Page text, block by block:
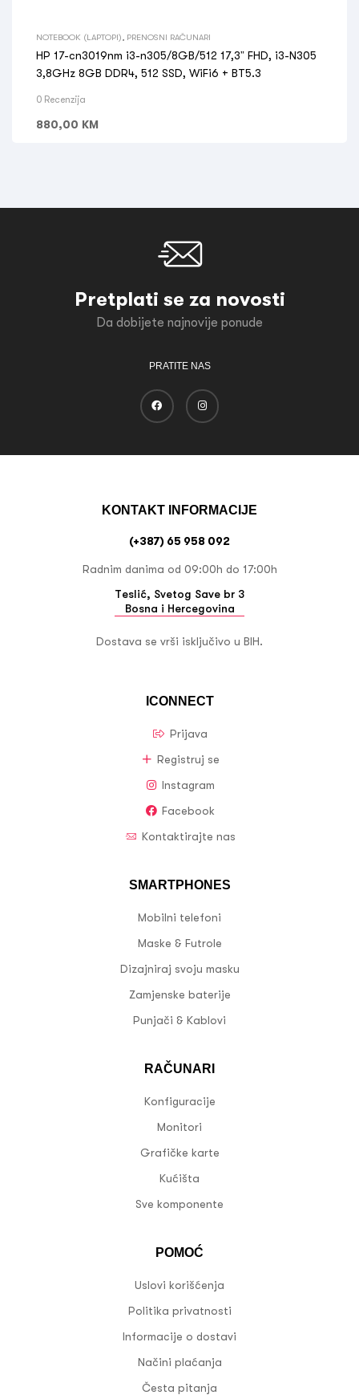
NOTEBOOK (LAPTOPI) PRENOSNI RAČUNARI
HP 17-cn3019nm i3-n305/8GB/512 17,3” FHD, i3-N305
3,8GHz 8GB DDR4, 512 SSD, WiFi6 + BT5.3
0 Recenzija
880,00 KM
Pretplati se za novosti
Da dobijete najnovije ponude
PRATITE NAS
ICONNECT
Prijava
Registruj se
Instagram
Facebook
Kontaktirajte nas
SMARTPHONES
Mobilni telefoni
Maske & Futrole
Dizajniraj svoju masku
Zamjenske baterije
Punjači & Kablovi
RAČUNARI
Konfiguracije
Monitori
Grafičke karte
Kućišta
Sve komponente
POMOĆ
Uslovi korišćenja
Politika privatnosti
Informacije o dostavi
Načini plaćanja
Česta pitanja
KONTAKT INFORMACIJE
(+387) 65 958 092
Radnim danima od 09:00h do 17:00h
Teslić, Svetog Save br 3
Bosna i Hercegovina
Dostava se vrši isključivo u BIH.